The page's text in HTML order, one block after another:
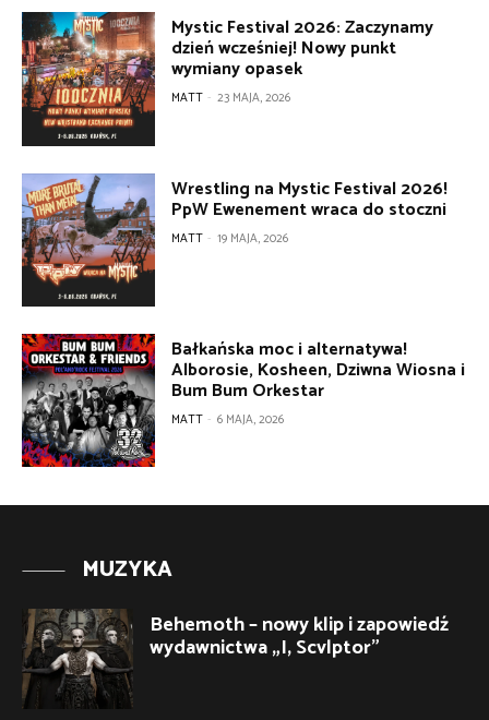
Mystic Festival 2026: Zaczynamy
dzień wcześniej! Nowy punkt
wymiany opasek
MATT - 23 MAJA, 2026
Wrestling na Mystic Festival 2026!
PpW Ewenement wraca do stoczni
MATT - 19 MAJA, 2026
Bałkańska moc i alternatywa!
Alborosie, Kosheen, Dziwna Wiosna i
Bum Bum Orkestar
MATT - 6 MAJA, 2026
MUZYKA
Behemoth – nowy klip i zapowiedź
wydawnictwa „I, Scvlptor”